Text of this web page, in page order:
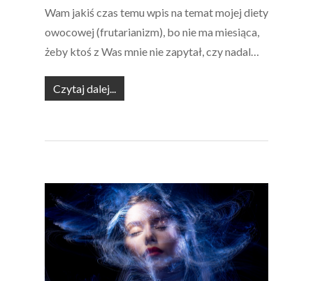
Wam jakiś czas temu wpis na temat mojej diety
owocowej (frutarianizm), bo nie ma miesiąca,
żeby ktoś z Was mnie nie zapytał, czy nadal…
Czytaj dalej...